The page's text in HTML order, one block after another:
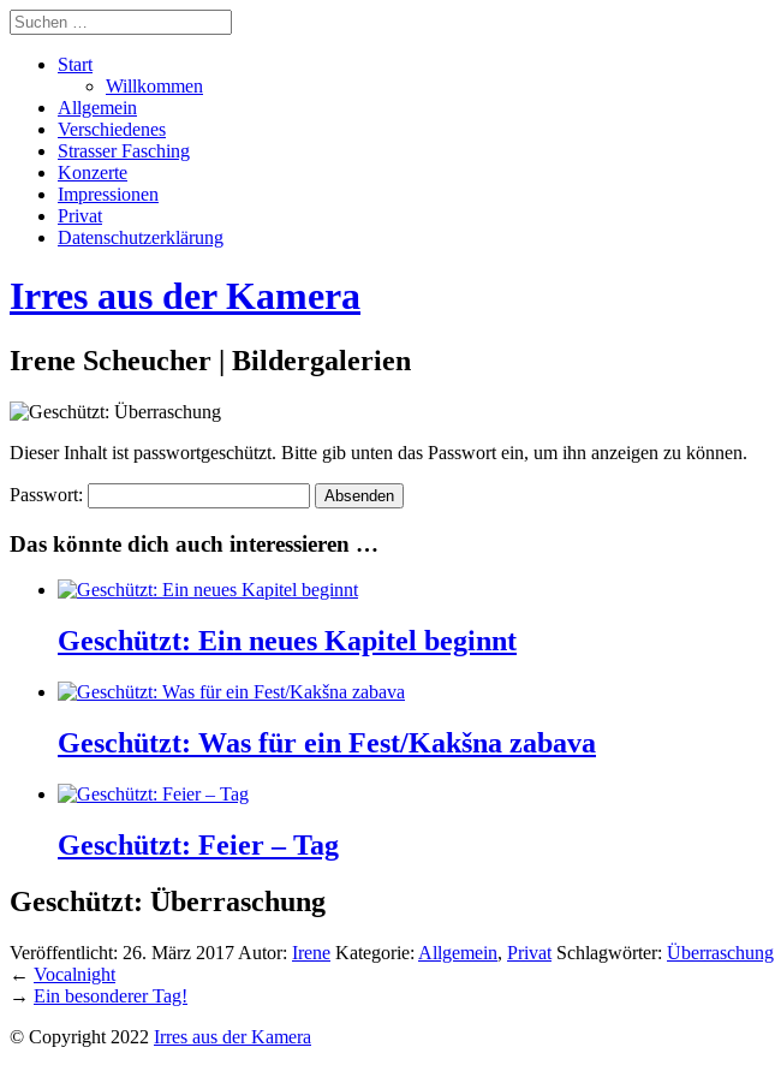
Start
Willkommen
Allgemein
Verschiedenes
Strasser Fasching
Konzerte
Impressionen
Privat
Datenschutzerklärung
Irres aus der Kamera
Irene Scheucher | Bildergalerien
Dieser Inhalt ist passwortgeschützt. Bitte gib unten das Passwort ein, um ihn anzeigen zu können.
Passwort:
Das könnte dich auch interessieren …
Geschützt: Ein neues Kapitel beginnt
Geschützt: Was für ein Fest/Kakšna zabava
Geschützt: Feier – Tag
Geschützt: Überraschung
Veröffentlicht: 26. März 2017 Autor: Irene Kategorie: Allgemein, Privat Schlagwörter: Überraschung
← Vocalnight
→ Ein besonderer Tag!
© Copyright 2022 Irres aus der Kamera